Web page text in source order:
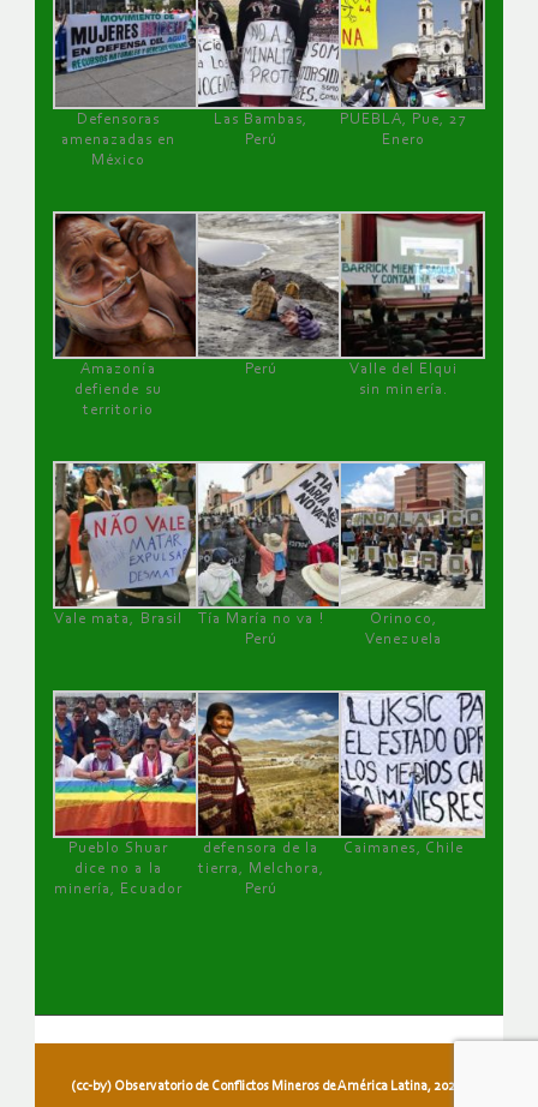
Defensoras
amenazadas en
México
Las Bambas,
Perú
PUEBLA, Pue, 27
Enero
Amazonía
defiende su
territorio
Perú
Valle del Elqui
sin minería.
Vale mata, Brasil
Tía María no va !
Perú
Orinoco,
Venezuela
Pueblo Shuar
dice no a la
minería, Ecuador
defensora de la
tierra, Melchora,
Perú
Caimanes, Chile
(cc-by) Observatorio de Conflictos Mineros de América Latina, 2026